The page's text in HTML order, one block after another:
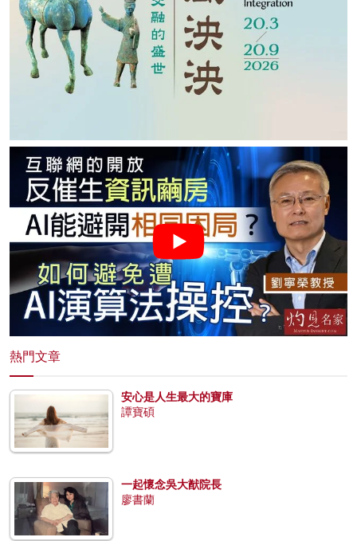
熱門文章
安心是人生最大的寶庫
譚寶碩
一起懷念吳大猷院長
廖書蘭